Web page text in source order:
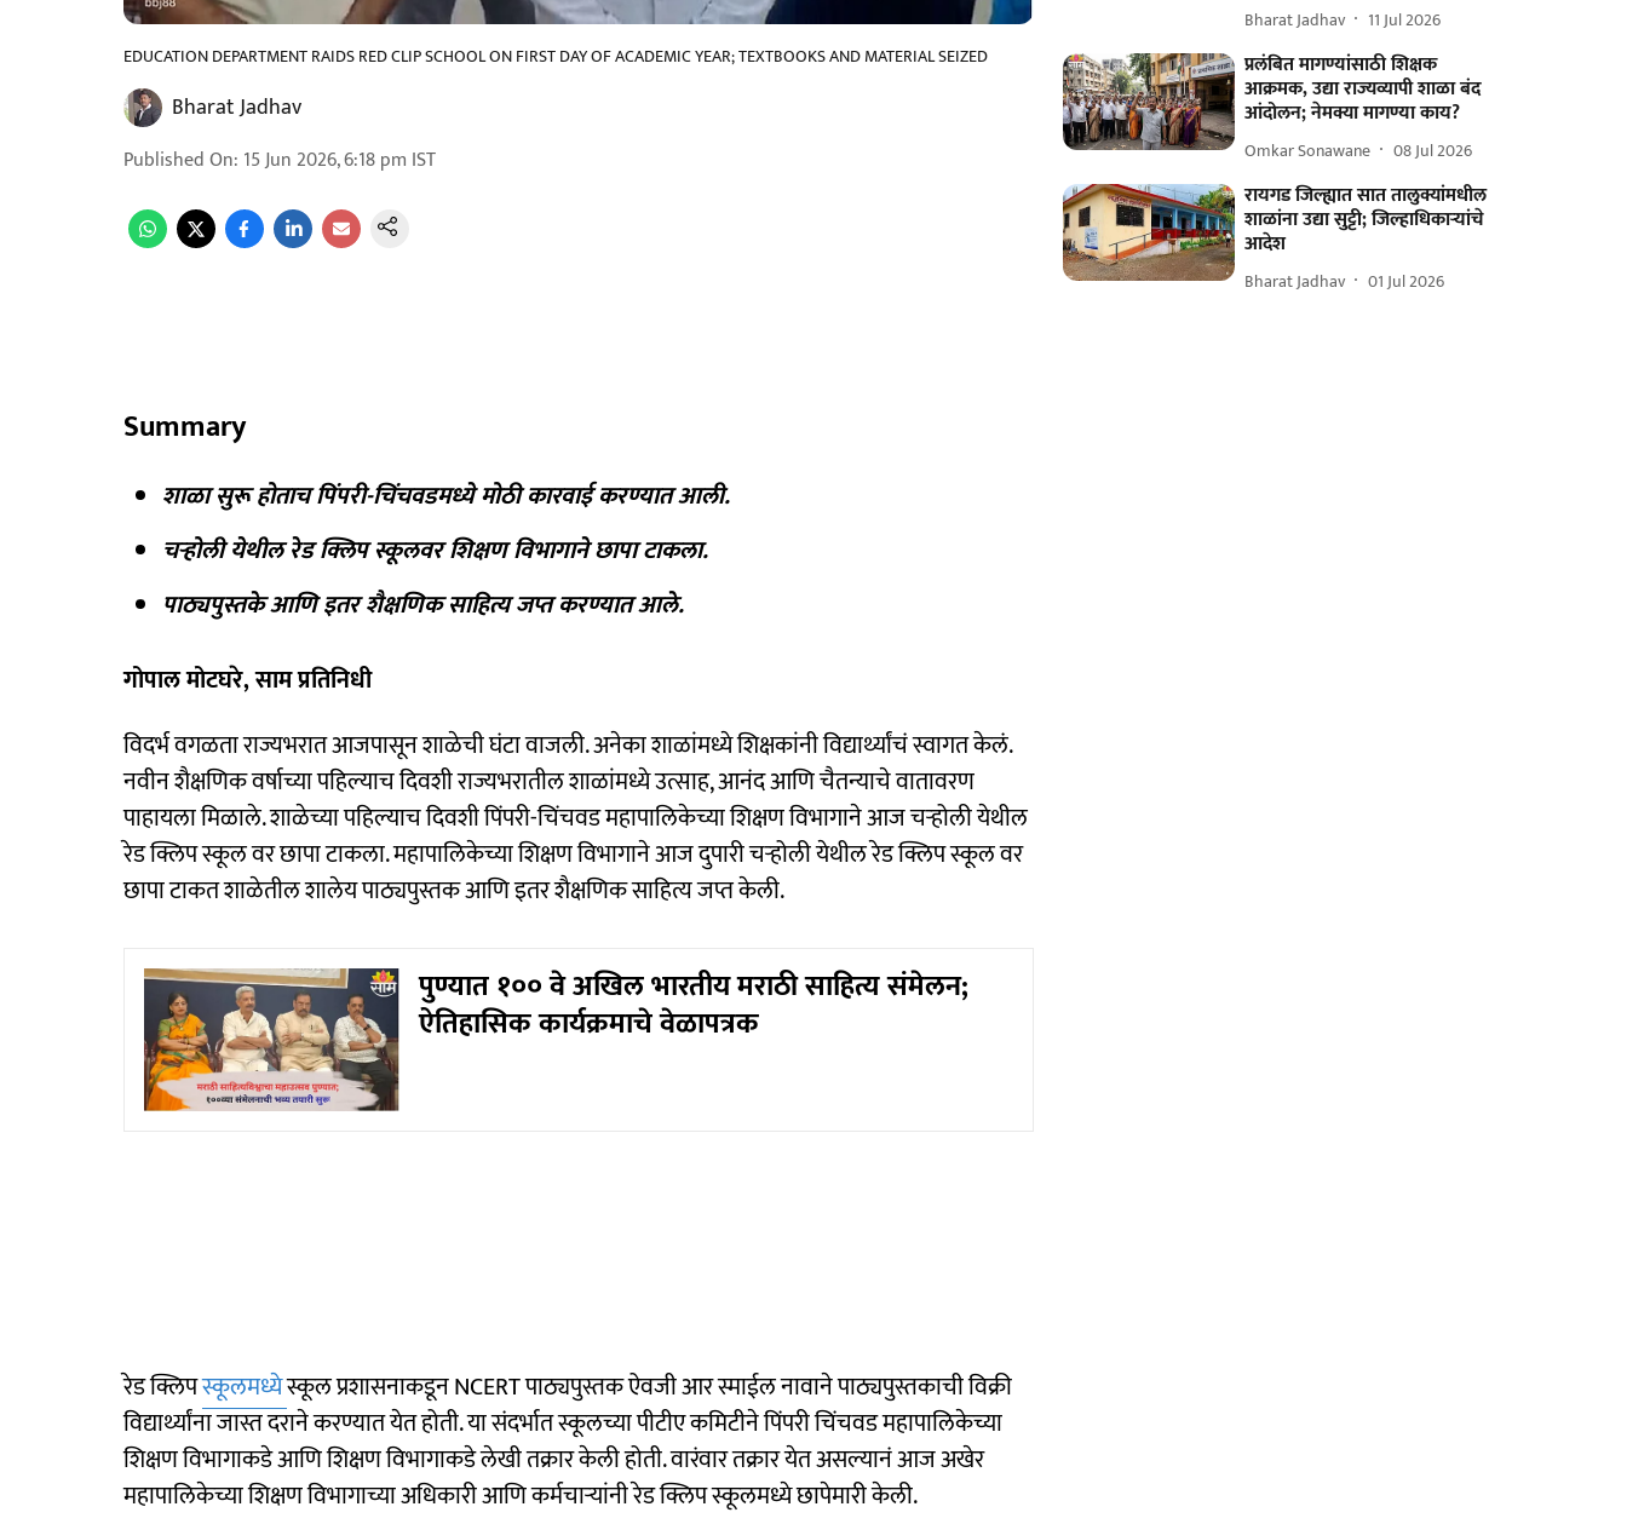
EDUCATION DEPARTMENT RAIDS RED CLIP SCHOOL ON FIRST DAY OF ACADEMIC YEAR; TEXTBOOKS AND MATERIAL SEIZED
Bharat Jadhav
Published On: 15 Jun 2026, 6:18 pm IST
Summary
शाळा सुरू होताच पिंपरी-चिंचवडमध्ये मोठी कारवाई करण्यात आली.
चऱ्होली येथील रेड क्लिप स्कूलवर शिक्षण विभागाने छापा टाकला.
पाठ्यपुस्तके आणि इतर शैक्षणिक साहित्य जप्त करण्यात आले.
गोपाल मोटघरे, साम प्रतिनिधी
विदर्भ वगळता राज्यभरात आजपासून शाळेची घंटा वाजली. अनेका शाळांमध्ये शिक्षकांनी विद्यार्थ्यांचं स्वागत केलं.
नवीन शैक्षणिक वर्षाच्या पहिल्याच दिवशी राज्यभरातील शाळांमध्ये उत्साह, आनंद आणि चैतन्याचे वातावरण
पाहायला मिळाले. शाळेच्या पहिल्याच दिवशी पिंपरी-चिंचवड महापालिकेच्या शिक्षण विभागाने आज चऱ्होली येथील
रेड क्लिप स्कूल वर छापा टाकला. महापालिकेच्या शिक्षण विभागाने आज दुपारी चऱ्होली येथील रेड क्लिप स्कूल वर
छापा टाकत शाळेतील शालेय पाठ्यपुस्तक आणि इतर शैक्षणिक साहित्य जप्त केली.
पुण्यात १०० वे अखिल भारतीय मराठी साहित्य संमेलन;
ऐतिहासिक कार्यक्रमाचे वेळापत्रक
रेड क्लिपस्कूलमध्येस्कूल प्रशासनाकडून NCERT पाठ्यपुस्तक ऐवजी आर स्माईल नावाने पाठ्यपुस्तकाची विक्री
विद्यार्थ्यांना जास्त दराने करण्यात येत होती. या संदर्भात स्कूलच्या पीटीए कमिटीने पिंपरी चिंचवड महापालिकेच्या
शिक्षण विभागाकडे आणि शिक्षण विभागाकडे लेखी तक्रार केली होती. वारंवार तक्रार येत असल्यानं आज अखेर
महापालिकेच्या शिक्षण विभागाच्या अधिकारी आणि कर्मचाऱ्यांनी रेड क्लिप स्कूलमध्ये छापेमारी केली.
Bharat Jadhav 11 Jul 2026
प्रलंबित मागण्यांसाठी शिक्षक
आक्रमक, उद्या राज्यव्यापी शाळा बंद
आंदोलन; नेमक्या मागण्या काय?
Omkar Sonawane 08 Jul 2026
रायगड जिल्ह्यात सात तालुक्यांमधील
शाळांना उद्या सुट्टी; जिल्हाधिकाऱ्यांचे
आदेश
Bharat Jadhav 01 Jul 2026